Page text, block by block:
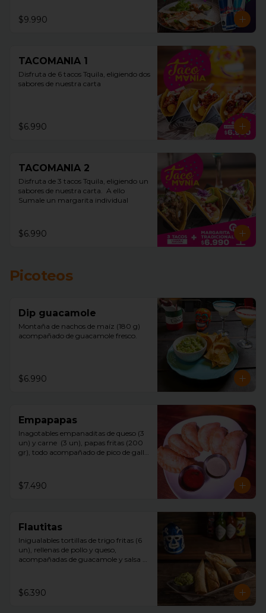
$9.990
TACOMANIA 1
Disfruta de 6 tacos Tquila, eligiendo dos
sabores de nuestra carta
$6.990
TACOMANIA 2
Disfruta de 3 tacos Tquila, eligiendo un
sabores de nuestra carta.  A ello
Sumale un margarita individual
$6.990
Picoteos
Dip guacamole
Montaña de nachos de maíz (180 g)
acompañado de guacamole fresco.
$6.990
Empapapas
Inagotables empanaditas de queso (3
un) y carne  (3 un), papas fritas (200
gr), todo acompañado de pico de gallo
$7.490
Flautitas
Inigualables tortillas de trigo fritas (6
un), rellenas de pollo y queso,
acompañadas de guacamole y salsa
$6.390